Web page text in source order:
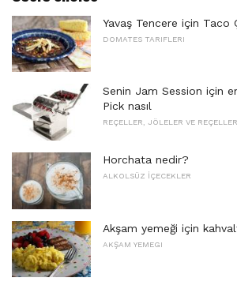
Yavaş Tencere için Taco
DOMATES TARIFLERI
Senin Jam Session için
Pick nasıl
REÇELLER, JÖLELER VE REÇELLER
Horchata nedir?
ALKOLSÜZ İÇECEKLER
Akşam yemeği için
AKŞAM YEMEGI